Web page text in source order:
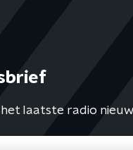
laatste radio